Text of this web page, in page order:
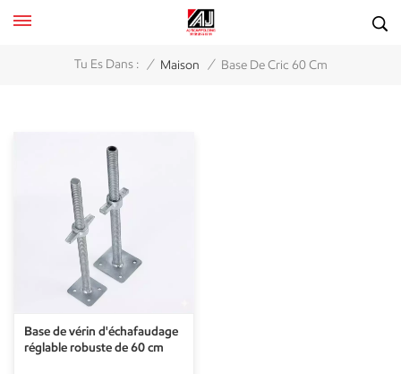
Tu Es Dans : / Maison / Base De Cric 60 Cm
Base de vérin d'échafaudage
réglable robuste de 60 cm